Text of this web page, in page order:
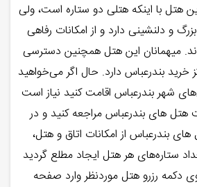
هتل با اینکه هتلی دو ستاره است، ولی
بزرگ و دلنشینی دارد و از امکانات رفاهی
میهمانان این هتل همچنین دسترسی
خرید بندرعباس دارد. حال اگر می‌خواهید
شهر بندرعباس اقامت کنید نیاز است
‌های بندرعباس مراجعه کنید و در
بندرعباس از امکانات اتاق و هتل،
ستاره‌های هر هتل ایجاد مطلع گردید
دکمه رزرو هتل موردنظر وارد صفحه